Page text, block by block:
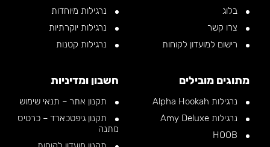
בלוג
צרו קשר
רישום למועדון לקוחות
נרגילות מיוחדות
נרגילות יוקרתיות
נרגילות קטנות
מתוגים מובילים
נרגילות Alpha Hookah
נרגילות Amy Deluxe
חשבון ומדיניות
תקנון אתר – תנאי שימוש
תקנון גיפטכארד – כרטיס
מתנה